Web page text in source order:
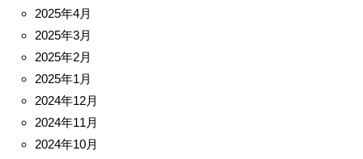
2025年4月
2025年3月
2025年2月
2025年1月
2024年12月
2024年11月
2024年10月